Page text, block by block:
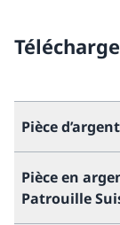
Pièce
Pièce en
Patrouille